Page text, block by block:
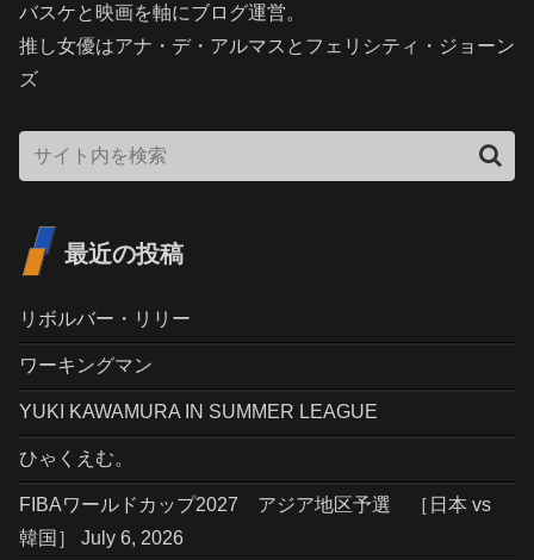
バスケと映画を軸にブログ運営。
推し女優はアナ・デ・アルマスとフェリシティ・ジョーン
ズ
最近の投稿
リボルバー・リリー
ワーキングマン
YUKI KAWAMURA IN SUMMER LEAGUE
ひゃくえむ。
FIBAワールドカップ2027 アジア地区予選 ［日本 vs
韓国］ July 6, 2026